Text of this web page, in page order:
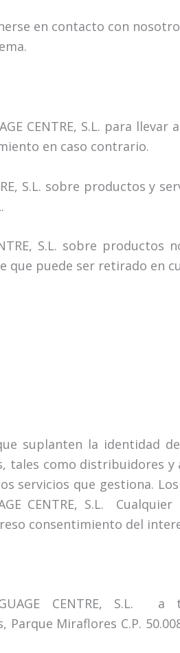
en contacto con
CENTRE, S.L. para llevar
en caso contrario.
S.L. sobre productos y
S.L. sobre productos
que puede ser retirado en
suplanten la identidad
tales como distribuidores y
servicios que gestiona.
CENTRE, S.L.
consentimiento del
CENTRE, S.L.
Miraflores C.P.